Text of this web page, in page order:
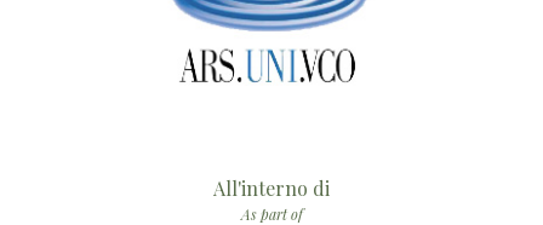
All'interno di
As part of